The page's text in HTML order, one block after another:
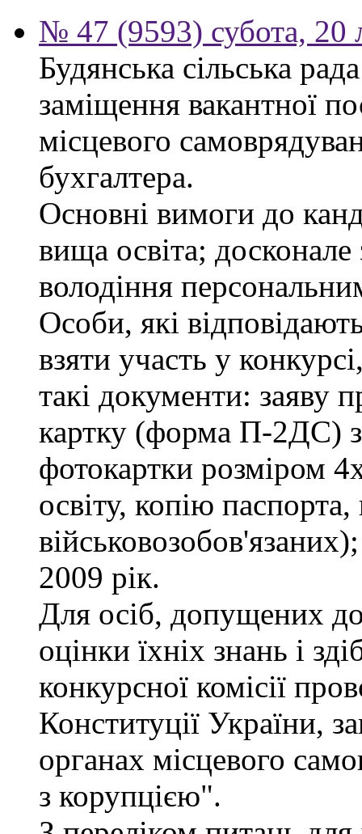
№ 47 (9593) субота, 20
Будянська сільська
заміщення вакантної
місцевого
бухгалтера.
Основні вимоги до
вища освіта;
володіння
Особи, які
взяти участь у
такі документи: заяву
картку (форма П-2ДС) з
фотокартки розміром
освіту, копію
2009 рік.
Для осіб, допущених
оцінки їхніх знань і
конкурсної комісії
Конституції України,
органах місцевого
з корупцією".